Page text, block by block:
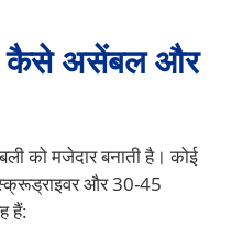
कैसे असेंबल और
को मजेदार बनाती है। कोई
और 30-45
हैं: